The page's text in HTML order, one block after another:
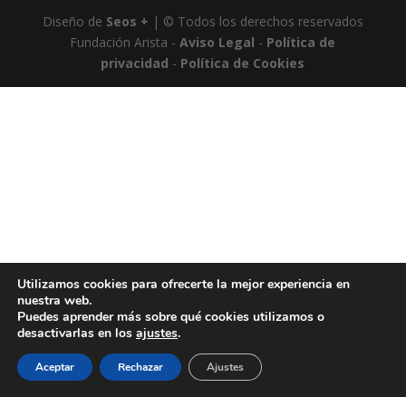
Diseño de Seos + | © Todos los derechos reservados
Fundación Arista -Aviso Legal - Política de
privacidad - Política de Cookies
Utilizamos cookies para ofrecerte la mejor experiencia en
nuestra web.
Puedes aprender más sobre qué cookies utilizamos o
desactivarlas en los ajustes.
Aceptar Rechazar Ajustes